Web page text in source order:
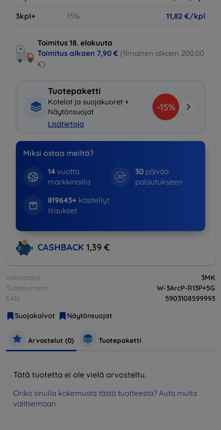
3kpl+
15% 11,82 €/kpl
Toimitus 18. elokuuta
Toimitus alkaen 7,90 € (Ilmainen alkaen 200,00
€)
Tuotepaketti
Kotelot ja suojakuoret +
Näytönsuojat
Lisätietoja
-15%
Miksi ostaa meiltä?
14vuotta
markkinoilla
30 päivää
palautukseen
819643+käsitellyt
tilaukset
CASHBACK 1,39 €
Valmistaja
3MK
Tuotenumero
W-3ArcP-R13P+5G
EAN
5903108599993
Suojakalvot
Näytönsuojat
Arvostelut (0) Tuotepaketti
Tätä tuotetta ei ole vielä arvosteltu.
Onko sinulla kokemusta tästä tuotteesta? Auta muita
valitsemaan.
.